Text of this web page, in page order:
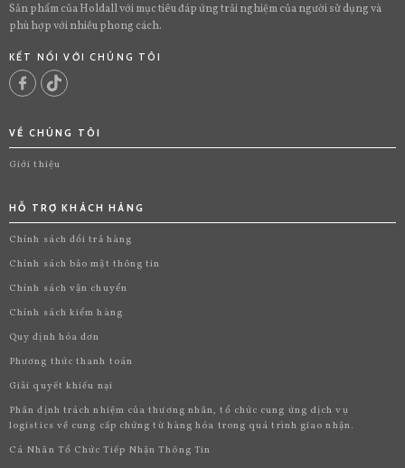
Sản phẩm của Holdall với mục tiêu đáp ứng trải nghiệm của người sử dụng và
phù hợp với nhiều phong cách.
KẾT NỐI VỚI CHÚNG TÔI
VỀ CHÚNG TÔI
Giới thiệu
HỖ TRỢ KHÁCH HÀNG
Chính sách đổi trả hàng
Chính sách bảo mật thông tin
Chính sách vận chuyển
Chính sách kiểm hàng
Quy định hóa đơn
Phương thức thanh toán
Giải quyết khiếu nại
Phân định trách nhiệm của thương nhân, tổ chức cung ứng dịch vụ
logistics về cung cấp chứng từ hàng hóa trong quá trình giao nhận.
Cá Nhân Tổ Chức Tiếp Nhận Thông Tin